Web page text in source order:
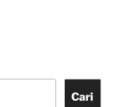
Cari